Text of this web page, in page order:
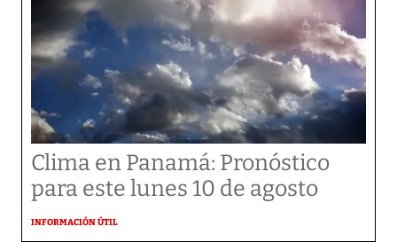
Clima en Panamá: Pronóstico
para este lunes 10 de agosto
INFORMACIÓN ÚTIL